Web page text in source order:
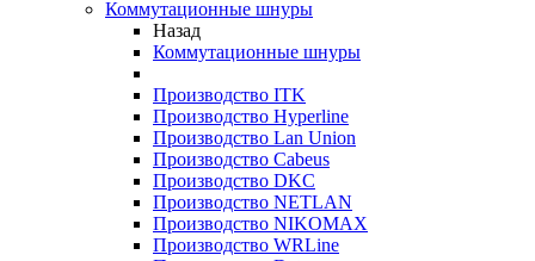
Коммутационные шнуры
Назад
Коммутационные шнуры
Производство ITK
Производство Hyperline
Производство Lan Union
Производство Cabeus
Производство DKC
Производство NETLAN
Производство NIKOMAX
Производство WRLine